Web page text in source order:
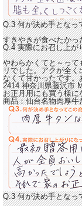
Q.3 何が決め手となっ
すきやきが食べたかっ
Q.4 実際にお召し上が
やわらかくてと～っ
リでした。アクが全
なくて甘かったです。
2414 神奈川県藤沢市
お正月用にも買う様に
商品：仙台名物肉厚牛
Q.3 何が決め手となっ